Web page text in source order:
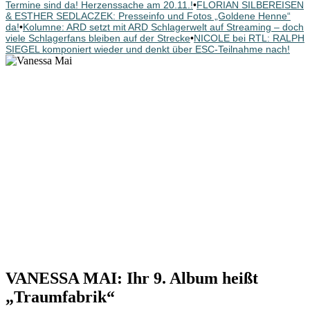
Termine sind da! Herzenssache am 20.11.!•FLORIAN SILBEREISEN
& ESTHER SEDLACZEK: Presseinfo und Fotos „Goldene Henne“
da!•Kolumne: ARD setzt mit ARD Schlagerwelt auf Streaming – doch
viele Schlagerfans bleiben auf der Strecke•NICOLE bei RTL: RALPH
SIEGEL komponiert wieder und denkt über ESC-Teilnahme nach!
VANESSA MAI: Ihr 9. Album heißt
„Traumfabrik“